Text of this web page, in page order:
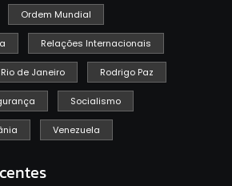
Ordem Mundial
Relações Internacionais
Rio de Janeiro Rodrigo Paz
Socialismo
Venezuela